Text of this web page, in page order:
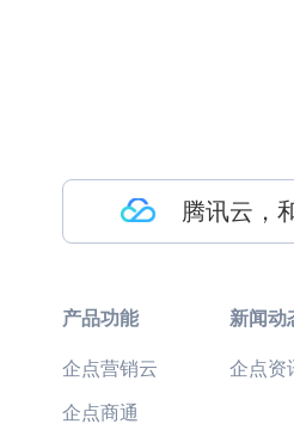
腾讯云，
产品功能
企点营销云
企点商通
新闻动
企点资